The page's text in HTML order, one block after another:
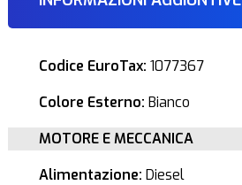
Codice EuroTax: 1077367
Colore Esterno: Bianco
MOTORE E MECCANICA
Alimentazione: Diesel